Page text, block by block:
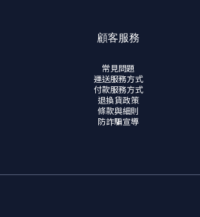
顧客服務
常見問題
運送服務方式
付款服務方式
退換貨政策
條款與細則
防詐騙宣導